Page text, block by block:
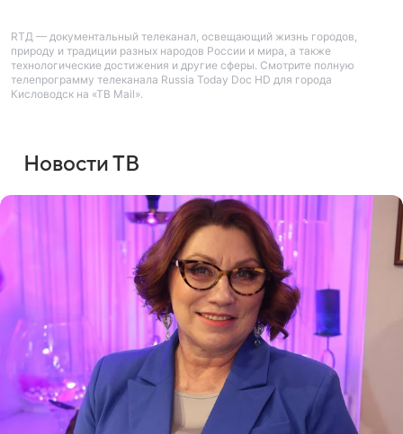
RTД — документальный телеканал, освещающий жизнь городов,
природу и традиции разных народов России и мира, а также
технологические достижения и другие сферы. Смотрите полную
телепрограмму телеканала Russia Today Doc HD для города
Кисловодск на «ТВ Mail».
Новости ТВ